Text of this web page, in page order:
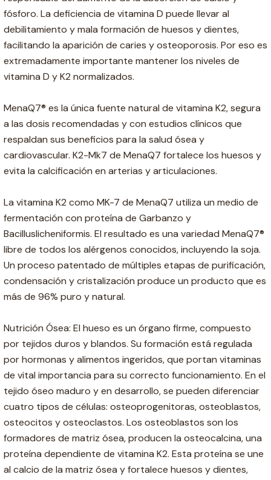
fósforo. La deficiencia de vitamina D puede llevar al
debilitamiento y mala formación de huesos y dientes,
facilitando la aparición de caries y osteoporosis. Por eso es
extremadamente importante mantener los niveles de
vitamina D y K2 normalizados.
MenaQ7® es la única fuente natural de vitamina K2, segura
a las dosis recomendadas y con estudios clínicos que
respaldan sus beneficios para la salud ósea y
cardiovascular. K2-Mk7 de MenaQ7 fortalece los huesos y
evita la calcificación en arterias y articulaciones.
La vitamina K2 como MK-7 de MenaQ7 utiliza un medio de
fermentación con proteína de Garbanzo y
Bacilluslicheniformis. El resultado es una variedad MenaQ7®
libre de todos los alérgenos conocidos, incluyendo la soja.
Un proceso patentado de múltiples etapas de purificación,
condensación y cristalización produce un producto que es
más de 96% puro y natural.
Nutrición Ósea: El hueso es un órgano firme, compuesto
por tejidos duros y blandos. Su formación está regulada
por hormonas y alimentos ingeridos, que portan vitaminas
de vital importancia para su correcto funcionamiento. En el
tejido óseo maduro y en desarrollo, se pueden diferenciar
cuatro tipos de células: osteoprogenitoras, osteoblastos,
osteocitos y osteoclastos. Los osteoblastos son los
formadores de matriz ósea, producen la osteocalcina, una
proteína dependiente de vitamina K2. Esta proteína se une
al calcio de la matriz ósea y fortalece huesos y dientes,